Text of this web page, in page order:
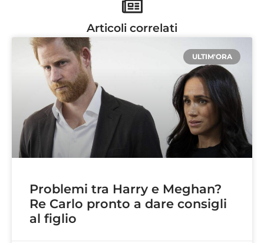
Articoli correlati
ULTIM'ORA
Problemi tra Harry e Meghan?
Re Carlo pronto a dare consigli
al figlio